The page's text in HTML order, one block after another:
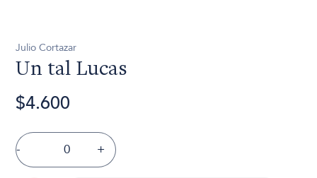
Julio Cortazar
Un tal Lucas
$4.600
- +